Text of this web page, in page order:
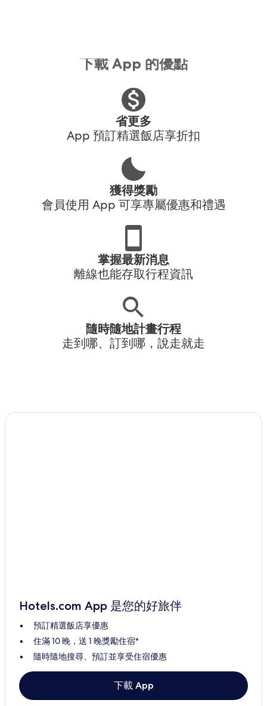
下載 App 的優點
省更多
App 預訂精選飯店享折扣
獲得獎勵
會員使用 App 可享專屬優惠和禮遇
掌握最新消息
離線也能存取行程資訊
隨時隨地計畫行程
走到哪、訂到哪，說走就走
Hotels.com App 是您的好旅伴
預訂精選飯店享優惠
住滿 10 晚，送 1 晚獎勵住宿*
隨時隨地搜尋、預訂並享受住宿優惠
下載 App